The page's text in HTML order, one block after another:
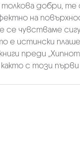
добри, те
на
се чувстваме
е истински
преди
с този